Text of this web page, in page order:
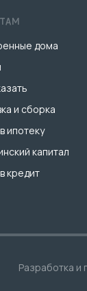
дома
и сборка
ипотеку
капитал
кредит
Разработка и